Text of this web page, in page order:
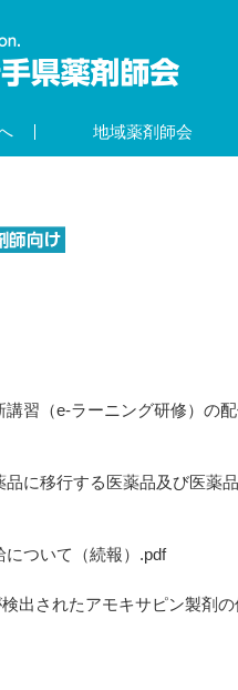
地域薬剤師会
習（e-ラーニング研修）の
に移行する医薬品及び医薬
について（続報）.pdf
出されたアモキサピン製剤